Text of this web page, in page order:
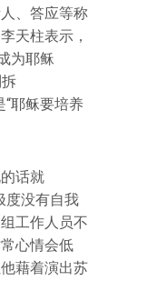
、答应等称
天柱表示，
为耶稣
拆
“耶稣要培养
话就
度没有自我
工作人员不
心情会低
藉着演出苏